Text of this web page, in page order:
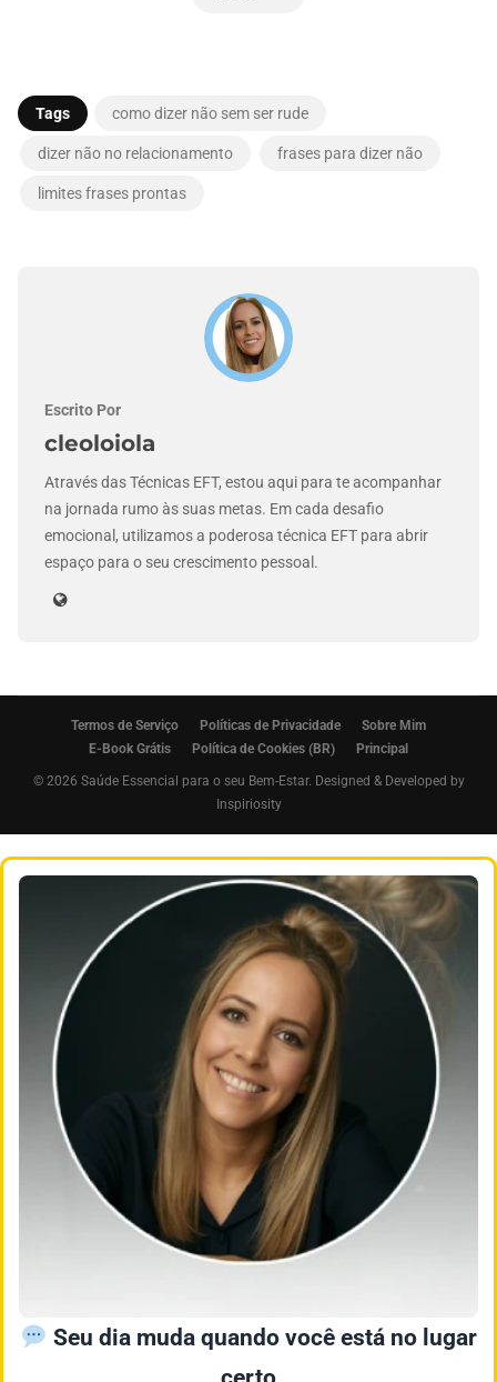
Tags como dizer não sem ser rude
dizer não no relacionamento frases para dizer não
limites frases prontas
Escrito Por
cleoloiola
Através das Técnicas EFT, estou aqui para te acompanhar
na jornada rumo às suas metas. Em cada desafio
emocional, utilizamos a poderosa técnica EFT para abrir
espaço para o seu crescimento pessoal.
Termos de Serviço Políticas de Privacidade
Sobre Mim
E-Book Grátis
Política de Cookies (BR) Principal
© 2026 Saúde Essencial para o seu Bem-Estar. Designed & Developed by
Inspiriosity
Seu dia muda quando você está no lugar